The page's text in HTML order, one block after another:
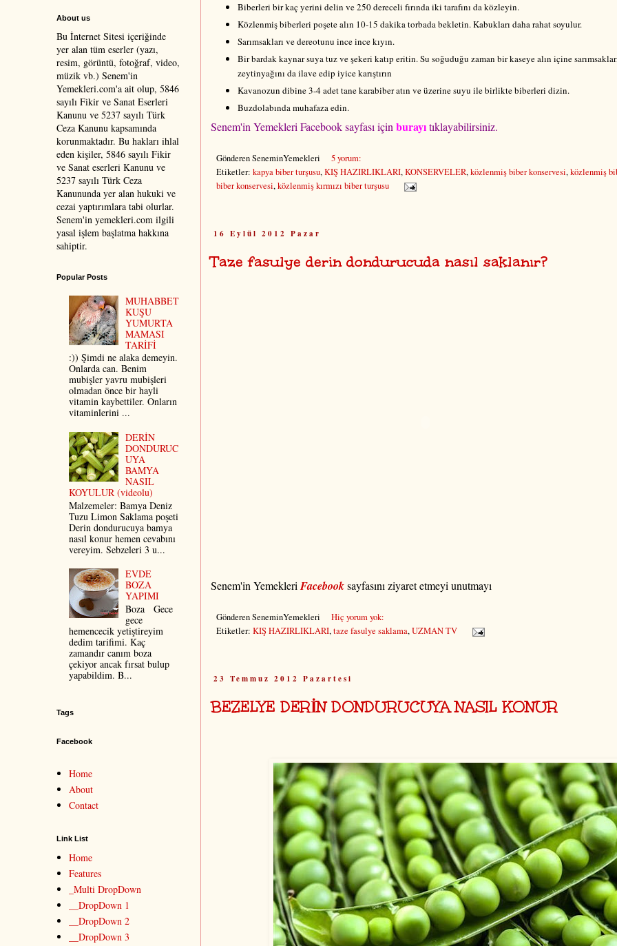
Biberleri bir kaç yerini delin ve 250 dereceli fırında iki tarafını da közleyin.
Közlenmiş biberleri poşete alın 10-15 dakika torbada bekletin. Kabukları daha rahat soyulur.
Sarımsakları ve dereotunu ince ince kıyın.
Bir bardak kaynar suya tuz ve şekeri katıp eritin. Su soğuduğu zaman bir kaseye alın içine
zeytinyağını da ilave edip iyice karıştırın
Kavanozun dibine 3-4 adet tane karabiber atın ve üzerine suyu ile birlikte biberleri dizin.
Buzdolabında muhafaza edin.
Senem'in Yemekleri Facebook sayfası içinburayıtıklayabilirsiniz.
GönderenSeneminYemekleri
5 yorum:
Etiketler: kapya biber turşusu,KIŞ HAZIRLIKLARI,KONSERVELER,közlenmiş biber konservesi,közlenmiş
biber konservesi,közlenmiş kırmızı biber turşusu
16 Eylül 2012 Pazar
Taze fasulye derin dondurucuda nasıl saklanır?
Senem'in YemekleriFacebooksayfasını ziyaret etmeyi unutmayı
GönderenSeneminYemekleri
Hiç yorum yok:
Etiketler: KIŞ HAZIRLIKLARI,taze fasulye saklama,UZMAN TV
23 Temmuz 2012 Pazartesi
BEZELYE DERİN DONDURUCUYA NASIL KONUR
About us
Bu İnternet Sitesi içeriğinde
yer alan tüm eserler (yazı,
resim, görüntü, fotoğraf, video,
müzik vb.) Senem'in
Yemekleri.com'a ait olup, 5846
sayılı Fikir ve Sanat Eserleri
Kanunu ve 5237 sayılı Türk
Ceza Kanunu kapsamında
korunmaktadır. Bu hakları ihlal
eden kişiler, 5846 sayılı Fikir
ve Sanat eserleri Kanunu ve
5237 sayılı Türk Ceza
Kanununda yer alan hukuki ve
cezai yaptırımlara tabi olurlar.
Senem'in yemekleri.com ilgili
yasal işlem başlatma hakkına
sahiptir.
Popular Posts
MUHABBET
KUŞU
YUMURTA
MAMASI
TARİFİ
:)) Şimdi ne alaka demeyin.
Onlarda can. Benim
mubişler yavru mubişleri
olmadan önce bir hayli
vitamin kaybettiler. Onların
vitaminlerini ...
DERİN
DONDURUC
UYA
BAMYA
NASIL
KOYULUR (videolu)
Malzemeler: Bamya Deniz
Tuzu Limon Saklama poşeti
Derin dondurucuya bamya
nasıl konur hemen cevabını
vereyim. Sebzeleri 3 u...
EVDE
BOZA
YAPIMI
Boza Gece
gece
hemencecik yetiştireyim
dedim tarifimi. Kaç
zamandır canım boza
çekiyor ancak fırsat bulup
yapabildim. B...
Tags
Facebook
Home
About
Contact
Link List
Home
Features
_Multi DropDown
__DropDown 1
__DropDown 2
__DropDown 3